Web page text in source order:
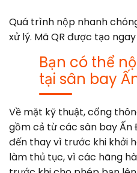
Quá trình nộp nhanh
xử lý. Mã QR được tạo
Bạn có thể
tại sân bay
Về mặt kỹ thuật, cổng
gồm cả từ các sân bay Ấn
đến thay vì trước khi khởi
làm thủ tục, vì các hãng